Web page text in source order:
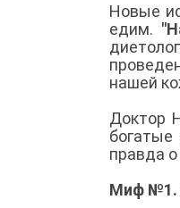
Новые
едим.
нашей
Доктор
правда
Миф №1.